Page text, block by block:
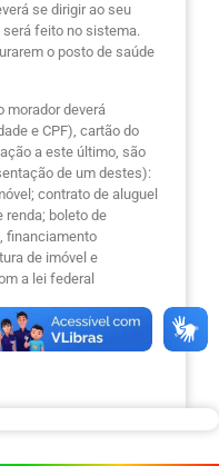
se dirigir ao seu
será feito no sistema.
o posto de saúde
morador deverá
e CPF), cartão do
a este último, são
de um destes):
contrato de aluguel
renda; boleto de
financiamento
de imóvel e
a lei federal